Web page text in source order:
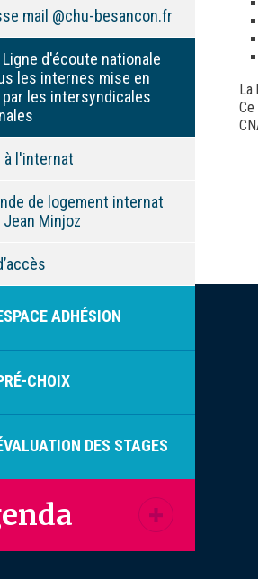
mail @chu-besancon.fr
Ligne d'écoute nationale
les internes mise en
par les intersyndicales
à l'internat
de logement internat
Jean Minjoz
ADHÉSION
CHOIX
DES STAGES
La